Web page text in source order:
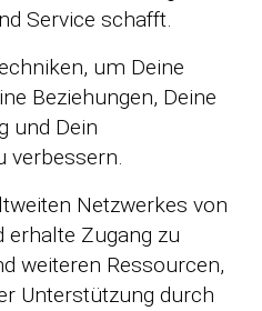
Service schafft.
um Deine
Beziehungen, Deine
und Dein
verbessern.
Netzwerkes von
erhalte Zugang zu
weiteren Ressourcen,
Unterstützung durch